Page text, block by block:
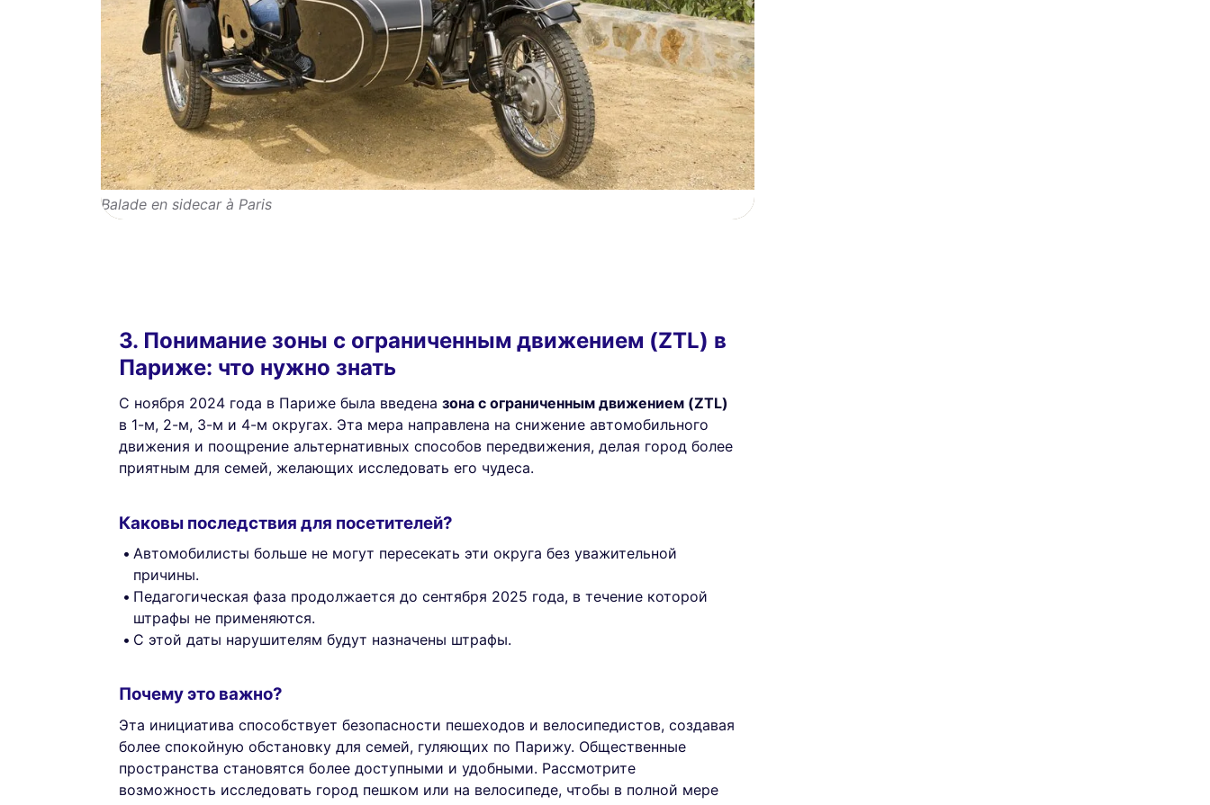
Balade en sidecar à Paris
3. Понимание зоны с ограниченным движением (ZTL) в
Париже: что нужно знать
С ноября 2024 года в Париже была введена зона с ограниченным движением (ZTL)
в 1-м, 2-м, 3-м и 4-м округах. Эта мера направлена на снижение автомобильного
движения и поощрение альтернативных способов передвижения, делая город более
приятным для семей, желающих исследовать его чудеса.
Каковы последствия для посетителей?
Автомобилисты больше не могут пересекать эти округа без уважительной
причины.
Педагогическая фаза продолжается до сентября 2025 года, в течение которой
штрафы не применяются.
С этой даты нарушителям будут назначены штрафы.
Почему это важно?
Эта инициатива способствует безопасности пешеходов и велосипедистов, создавая
более спокойную обстановку для семей, гуляющих по Парижу. Общественные
пространства становятся более доступными и удобными. Рассмотрите
возможность исследовать город пешком или на велосипеде, чтобы в полной мере